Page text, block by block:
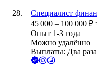
Специалист
45 000 – 100 000 ₽
Опыт 1-3 года
Можно удалённо
Выплаты: Два